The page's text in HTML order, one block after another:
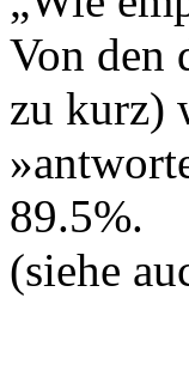
Von den
zu kurz)
89.5%.
(siehe